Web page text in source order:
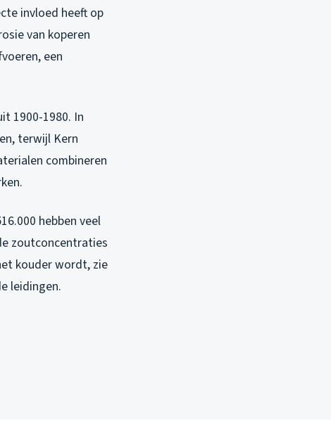
invloed heeft op
van koperen
een
1900-1980. In
terwijl Kern
combineren
hebben veel
zoutconcentraties
kouder wordt, zie
leidingen.